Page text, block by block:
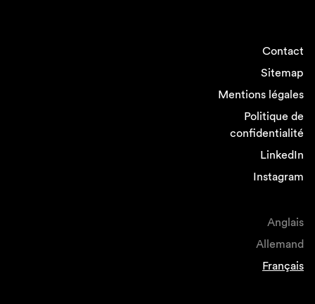
Contact
Sitemap
Mentions légales
Politique de
confidentialité
LinkedIn
Instagram
Anglais
Allemand
Français